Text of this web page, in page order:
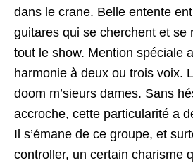
dans le crane. Belle entente
guitares qui se cherchent et se
tout le show. Mention spéciale
harmonie à deux ou trois voix.
doom m’sieurs dames. Sans
accroche, cette particularité a
Il s’émane de ce groupe, et
controller, un certain charisme